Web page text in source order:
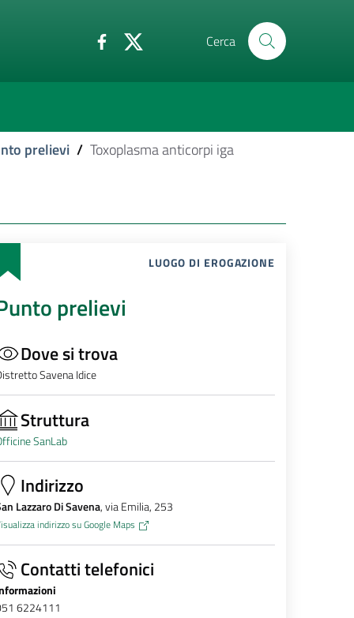
Cerca
prelievi / Toxoplasma anticorpi iga
LUOGO DI EROGAZIONE
prelievi
Dove si trova
Savena Idice
Struttura
SanLab
Indirizzo
Lazzaro Di Savena, via Emilia, 253
indirizzo su Google Maps
Contatti telefonici
6224111